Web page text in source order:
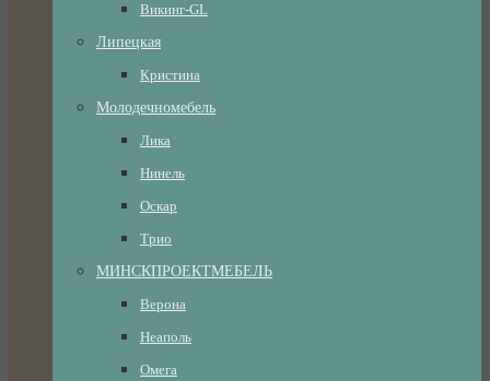
Викинг-GL
Липецкая
Кристина
Молодечномебель
Лика
Нинель
Оскар
Трио
МИНСКПРОЕКТМЕБЕЛЬ
Верона
Неаполь
Омега